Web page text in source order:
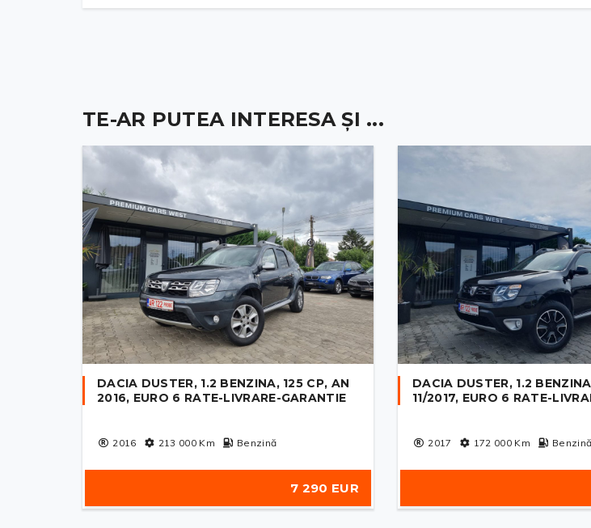
TE-AR PUTEA INTERESA ȘI ...
DACIA DUSTER, 1.2 BENZINA, 125 CP, AN
2016, EURO 6 RATE-LIVRARE-GARANTIE
2016 213 000Km Benzină
7 290 EUR
DACIA DUSTER, 1.2
11/2017, EURO 6 RATE-
2017 172 000Km Benzină